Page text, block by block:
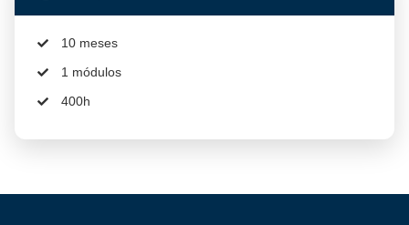
10 meses
1 módulos
400h